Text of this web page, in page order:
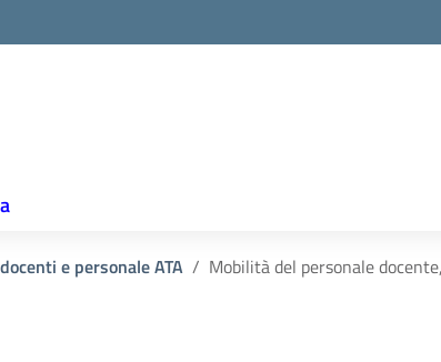
e personale ATA Mobilità del personale